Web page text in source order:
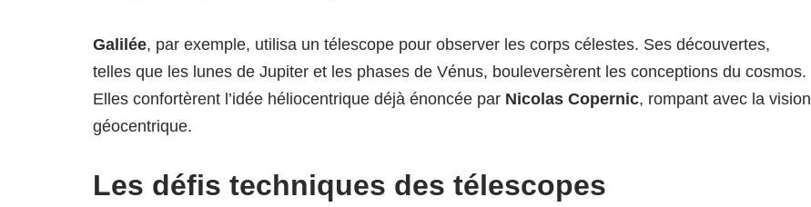
Galilée, par exemple, utilisa un télescope pour observer les corps célestes. Ses découvertes,
telles que les lunes de Jupiter et les phases de Vénus, bouleversèrent les conceptions du cosmos.
Elles confortèrent l’idée héliocentrique déjà énoncée par Nicolas Copernic, rompant avec la vision
géocentrique.
Les défis techniques des télescopes